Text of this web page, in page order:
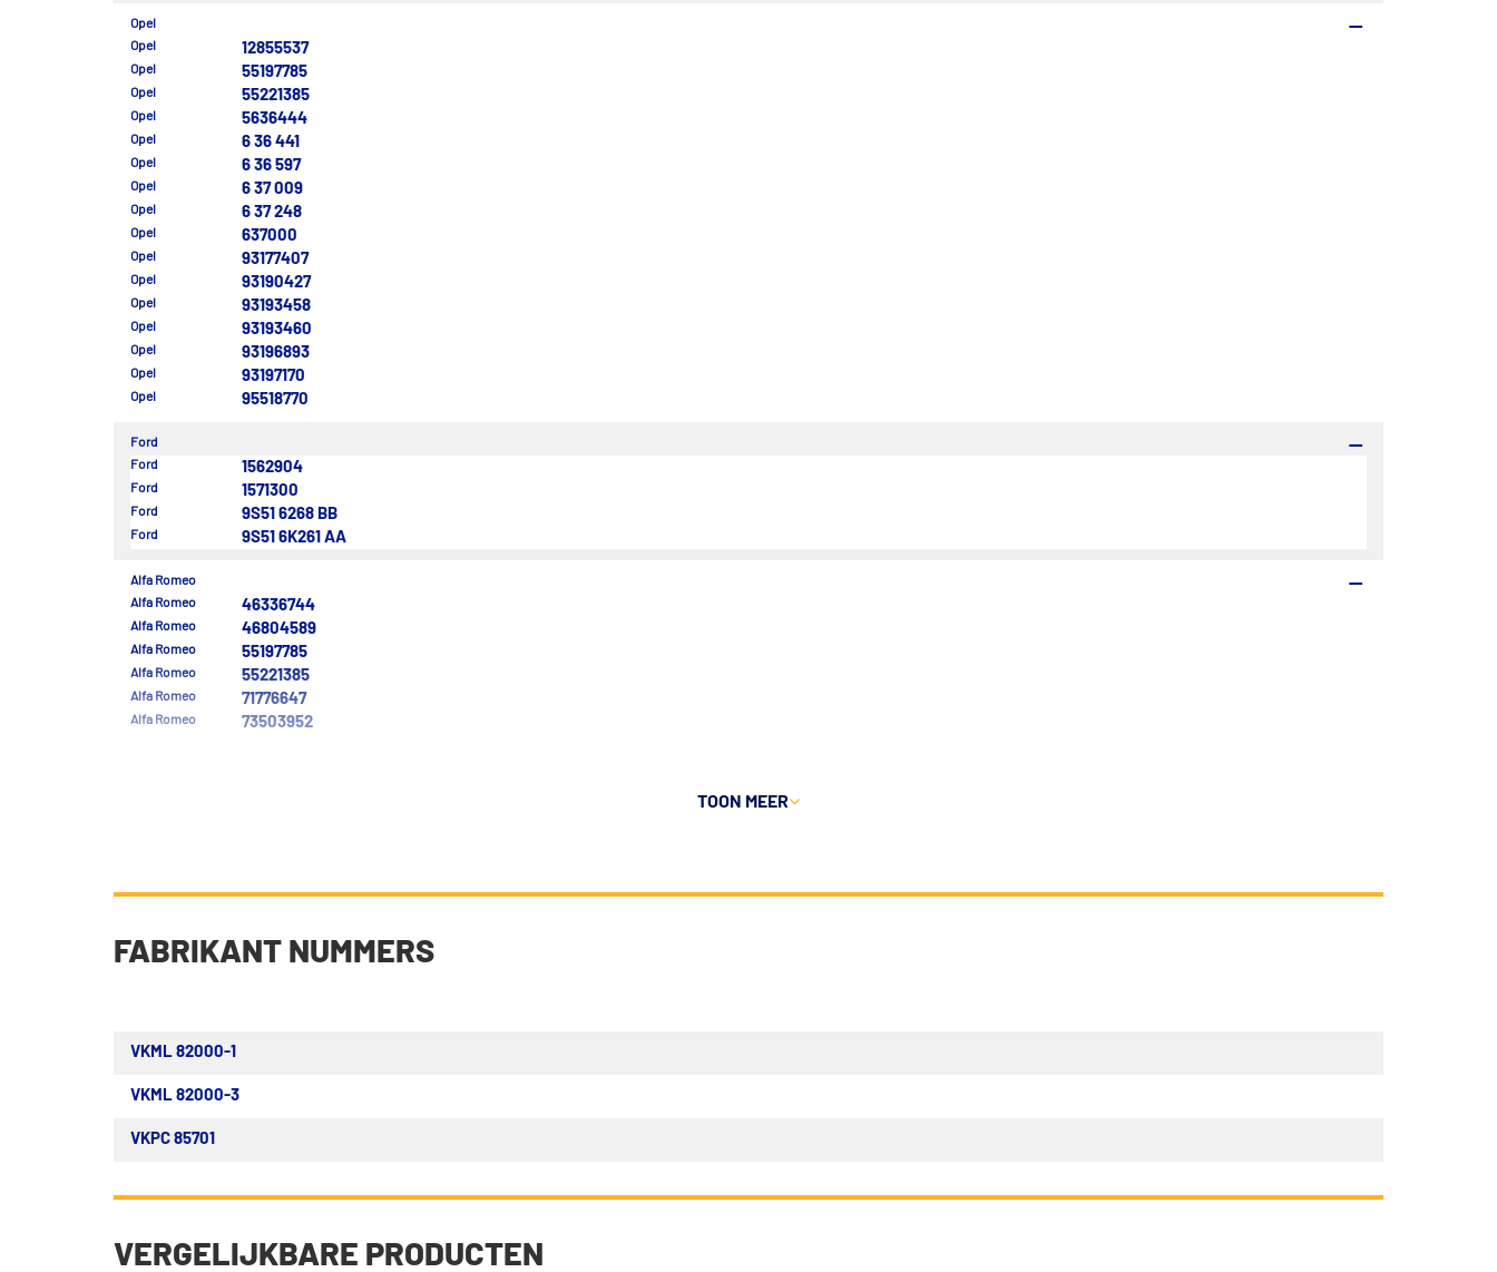
Opel
Opel
12855537
Opel 55197785
Opel 55221385
Opel 5636444
Opel 6 36 441
Opel 6 36 597
Opel 6 37 009
Opel 6 37 248
Opel 637000
Opel 93177407
Opel 93190427
Opel 93193458
Opel 93193460
Opel 93196893
Opel 93197170
Opel 95518770
Ford
Ford
1562904
Ford 1571300
Ford 9S51 6268 BB
Ford 9S51 6K261 AA
Alfa Romeo
Alfa Romeo
46336744
Alfa Romeo 46804589
Alfa Romeo 55197785
Alfa Romeo 55221385
Alfa Romeo 71776647
Alfa Romeo 73503952
TOON MEER
FABRIKANT NUMMERS
VKML 82000-1
VKML 82000-3
VKPC 85701
VERGELIJKBARE PRODUCTEN